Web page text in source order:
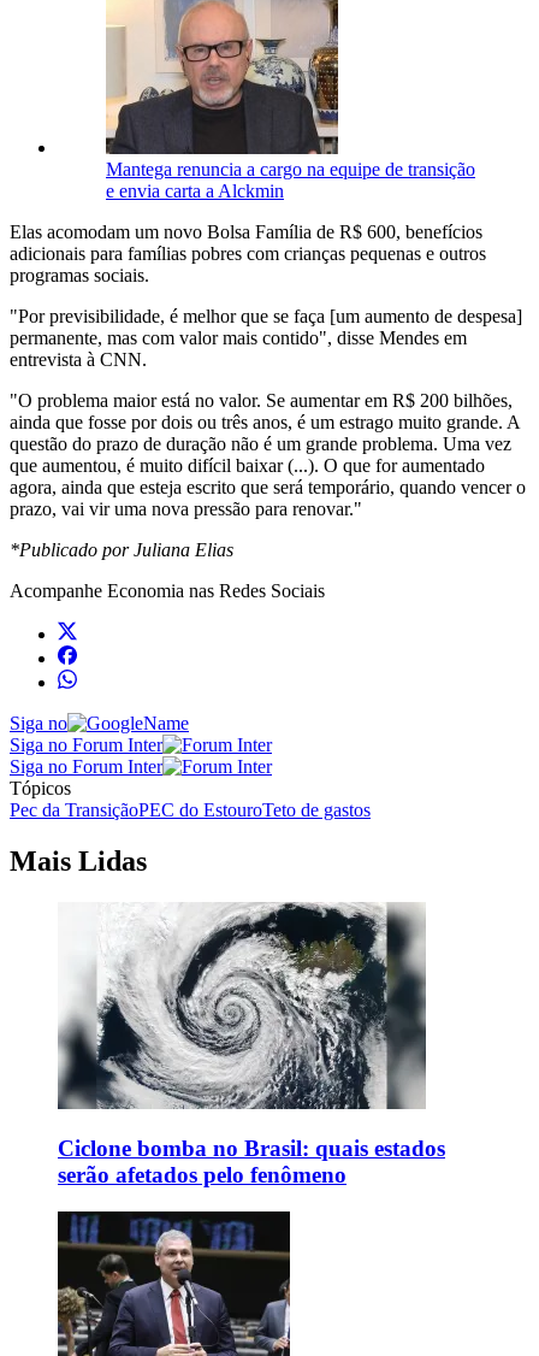
Mantega renuncia a cargo na equipe de transição
e envia carta a Alckmin
Elas acomodam um novo Bolsa Família de R$ 600, benefícios
adicionais para famílias pobres com crianças pequenas e outros
programas sociais.
"Por previsibilidade, é melhor que se faça [um aumento de despesa]
permanente, mas com valor mais contido", disse Mendes em
entrevista à CNN.
"O problema maior está no valor. Se aumentar em R$ 200 bilhões,
ainda que fosse por dois ou três anos, é um estrago muito grande. A
questão do prazo de duração não é um grande problema. Uma vez
que aumentou, é muito difícil baixar (...). O que for aumentado
agora, ainda que esteja escrito que será temporário, quando vencer o
prazo, vai vir uma nova pressão para renovar."
*Publicado por Juliana Elias
Acompanhe Economia nas Redes Sociais
Siga no
Siga no Forum Inter
Siga no Forum Inter
Tópicos
Pec da TransiçãoPEC do EstouroTeto de gastos
Mais Lidas
Ciclone bomba no Brasil: quais estados
serão afetados pelo fenômeno